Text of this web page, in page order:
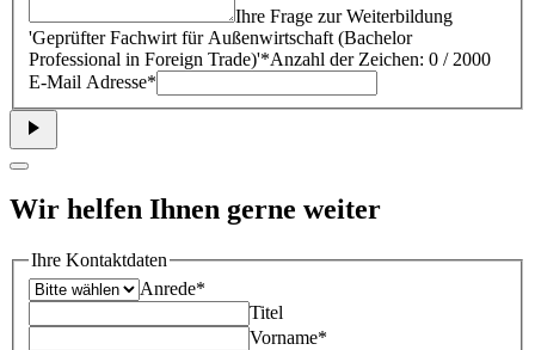
Ihre Frage zur Weiterbildung
'Geprüfter Fachwirt für Außenwirtschaft (Bachelor
Professional in Foreign Trade)'*Anzahl der Zeichen: 0 / 2000
E-Mail Adresse*
Wir helfen Ihnen gerne weiter
Ihre Kontaktdaten
Anrede*
Titel
Vorname*